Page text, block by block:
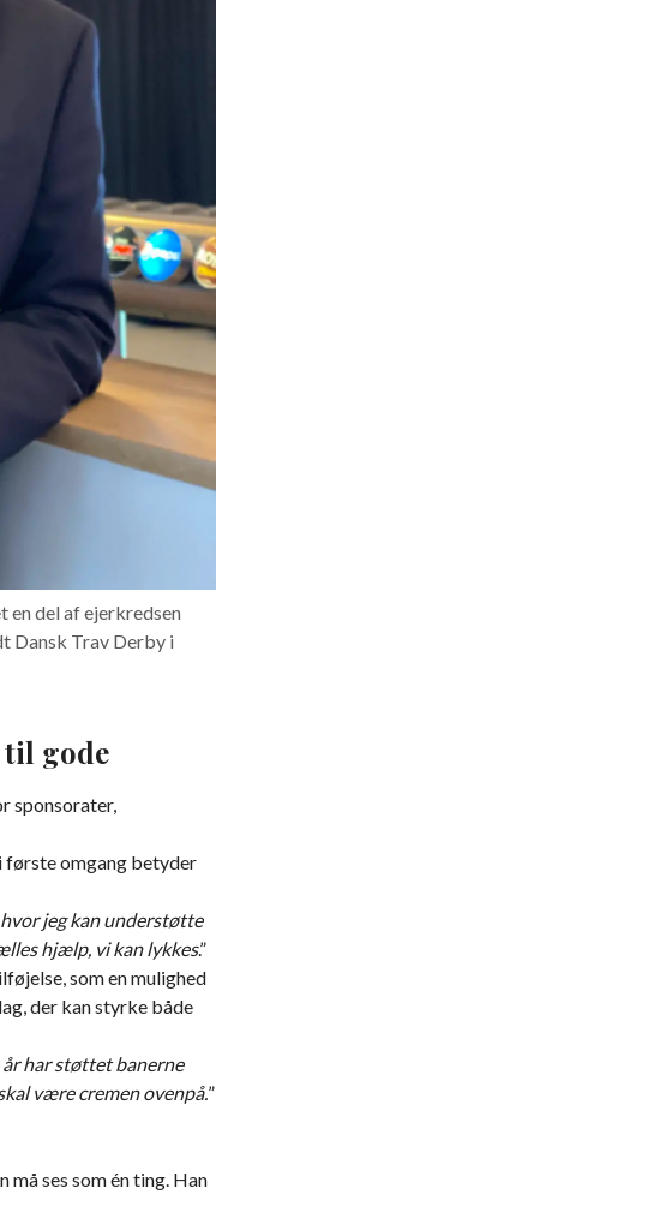
en del af ejerkredsen
Dansk Trav Derby i
til gode
sponsorater,
omgang betyder
jeg kan understøtte
hjælp, vi kan lykkes.”
som en mulighed
der kan styrke både
år har støttet banerne
være cremen ovenpå.”
ses som én ting. Han